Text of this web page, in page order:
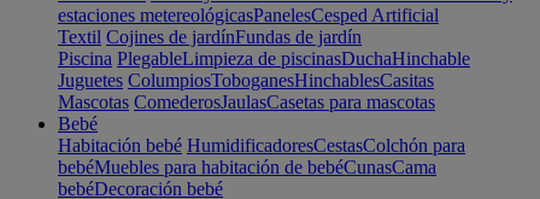
estaciones metereológicasPanelesCesped Artificial
Textil Cojines de jardínFundas de jardín
Piscina PlegableLimpieza de piscinasDuchaHinchable
Juguetes ColumpiosToboganesHinchablesCasitas
Mascotas ComederosJaulasCasetas para mascotas
Bebé
Habitación bebé HumidificadoresCestasColchón para
bebéMuebles para habitación de bebéCunasCama
bebéDecoración bebé